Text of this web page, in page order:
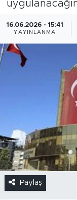
16.06.2026 - 15:41
YAYINLANMA
Paylaş